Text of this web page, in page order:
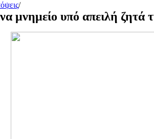
/
μνημείο υπό απειλή ζητά